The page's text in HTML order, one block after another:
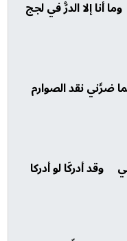
أنا إلا الدرُّ في لجج
ضرَّني نقد الصوارم
أدركَا لو أدركا